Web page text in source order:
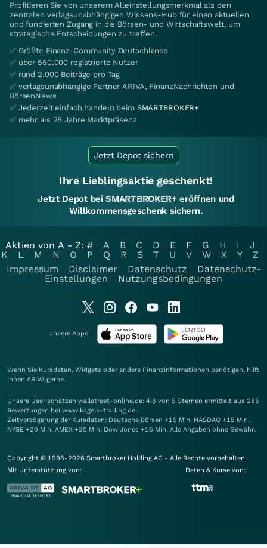
Profitieren Sie von unserem Alleinstellungsmerkmal als den
zentralen verlagsunabhängigen Wissens-Hub für einen aktuellen
und fundierten Zugang in die Börsen- und Wirtschaftswelt, um
strategische Entscheidungen zu treffen.
✅ Größte Finanz-Community Deutschlands
✅ über 550.000 registrierte Nutzer
✅ rund 2.000 Beiträge pro Tag
✅ verlagsunabhängige Partner ARIVA, FinanzNachrichten und
BörsenNews
✅ Jederzeit einfach handeln beim SMARTBROKER+
✅ mehr als 25 Jahre Marktpräsenz
Jetzt Depot sichern
Ihre Lieblingsaktie geschenkt!
Jetzt Depot bei SMARTBROKER+ eröffnen und
Willkommensgeschenk sichern.
Aktien von A - Z: # A B C D E F G H I
J
K
L M N O P Q R S T U V W X Y
Z
Impressum
Disclaimer Datenschutz
Datenschutz-
Einstellungen
Nutzungsbedingungen
Unsere Apps:
Wenn Sie Kursdaten, Widgets oder andere Finanzinformationen benötigen, hilft
Ihnen ARIVA gerne.
Unsere User schätzen wallstreet-online.de: 4.8 von 5 Sternen ermittelt aus 285
Bewertungen bei www.kagels-trading.de
Zeitverzögerung der Kursdaten: Deutsche Börsen +15 Min. NASDAQ +15 Min.
NYSE +20 Min. AMEX +20 Min. Dow Jones +15 Min. Alle Angaben ohne Gewähr.
Copyright © 1998-2026 Smartbroker Holding AG - Alle Rechte vorbehalten.
Mit Unterstützung von:
Daten & Kurse von: